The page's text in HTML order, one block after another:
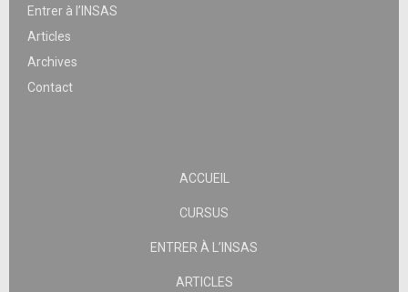
Entrer à l’INSAS
Articles
Archives
Contact
ACCUEIL
CURSUS
ENTRER À L’INSAS
ARTICLES